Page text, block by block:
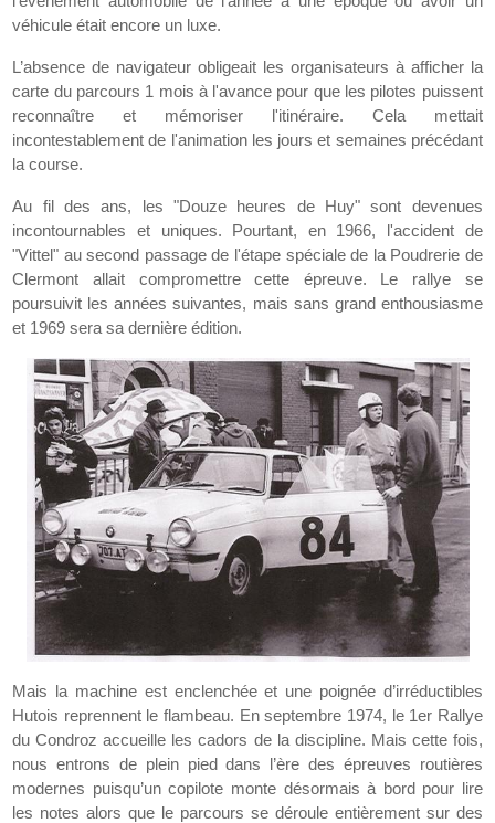
véhicule était encore un luxe.
L’absence de navigateur obligeait les organisateurs à afficher la
carte du parcours 1 mois à l'avance pour que les pilotes puissent
reconnaître et mémoriser l'itinéraire. Cela mettait
incontestablement de l'animation les jours et semaines précédant
la course.
Au fil des ans, les "Douze heures de Huy" sont devenues
incontournables et uniques. Pourtant, en 1966, l'accident de
"Vittel" au second passage de l'étape spéciale de la Poudrerie de
Clermont allait compromettre cette épreuve. Le rallye se
poursuivit les années suivantes, mais sans grand enthousiasme
et 1969 sera sa dernière édition.
Mais la machine est enclenchée et une poignée d’irréductibles
Hutois reprennent le flambeau. En septembre 1974, le 1er Rallye
du Condroz accueille les cadors de la discipline. Mais cette fois,
nous entrons de plein pied dans l’ère des épreuves routières
modernes puisqu’un copilote monte désormais à bord pour lire
les notes alors que le parcours se déroule entièrement sur des